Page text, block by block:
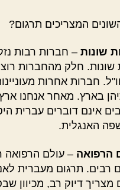
המצריכים תרגום?
שונות – חברות רבות
שונות. חלק מהחברות
חברות אחרות
בארץ. מאחר אנחנו
אינם דוברים עברית
האנגלית.
הרפואה – עולם הרפואה
רבים. תרגום מעברית
מצריך דיוק רב, מכיוון